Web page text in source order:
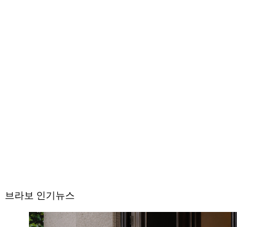
브라보 인기뉴스